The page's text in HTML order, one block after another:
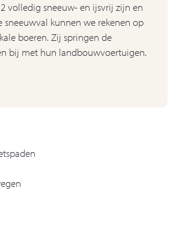
volledig sneeuw- en ijsvrij zijn en
sneeuwval kunnen we rekenen op
boeren. Zij springen de
bij met hun landbouwvoertuigen.